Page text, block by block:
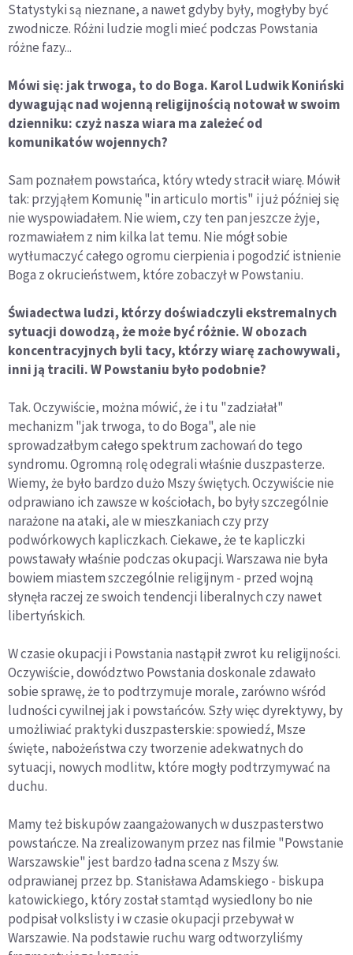
Statystyki są nieznane, a nawet gdyby były, mogłyby być
zwodnicze. Różni ludzie mogli mieć podczas Powstania
różne fazy...
Mówi się: jak trwoga, to do Boga. Karol Ludwik Koniński
dywagując nad wojenną religijnością notował w swoim
dzienniku: czyż nasza wiara ma zależeć od
komunikatów wojennych?
Sam poznałem powstańca, który wtedy stracił wiarę. Mówił
tak: przyjąłem Komunię "in articulo mortis" i już później się
nie wyspowiadałem. Nie wiem, czy ten pan jeszcze żyje,
rozmawiałem z nim kilka lat temu. Nie mógł sobie
wytłumaczyć całego ogromu cierpienia i pogodzić istnienie
Boga z okrucieństwem, które zobaczył w Powstaniu.
Świadectwa ludzi, którzy doświadczyli ekstremalnych
sytuacji dowodzą, że może być różnie. W obozach
koncentracyjnych byli tacy, którzy wiarę zachowywali,
inni ją tracili. W Powstaniu było podobnie?
Tak. Oczywiście, można mówić, że i tu "zadziałał"
mechanizm "jak trwoga, to do Boga", ale nie
sprowadzałbym całego spektrum zachowań do tego
syndromu. Ogromną rolę odegrali właśnie duszpasterze.
Wiemy, że było bardzo dużo Mszy świętych. Oczywiście nie
odprawiano ich zawsze w kościołach, bo były szczególnie
narażone na ataki, ale w mieszkaniach czy przy
podwórkowych kapliczkach. Ciekawe, że te kapliczki
powstawały właśnie podczas okupacji. Warszawa nie była
bowiem miastem szczególnie religijnym - przed wojną
słynęła raczej ze swoich tendencji liberalnych czy nawet
libertyńskich.
W czasie okupacji i Powstania nastąpił zwrot ku religijności.
Oczywiście, dowództwo Powstania doskonale zdawało
sobie sprawę, że to podtrzymuje morale, zarówno wśród
ludności cywilnej jak i powstańców. Szły więc dyrektywy, by
umożliwiać praktyki duszpasterskie: spowiedź, Msze
święte, nabożeństwa czy tworzenie adekwatnych do
sytuacji, nowych modlitw, które mogły podtrzymywać na
duchu.
Mamy też biskupów zaangażowanych w duszpasterstwo
powstańcze. Na zrealizowanym przez nas filmie "Powstanie
Warszawskie" jest bardzo ładna scena z Mszy św.
odprawianej przez bp. Stanisława Adamskiego - biskupa
katowickiego, który został stamtąd wysiedlony bo nie
podpisał volkslisty i w czasie okupacji przebywał w
Warszawie. Na podstawie ruchu warg odtworzyliśmy